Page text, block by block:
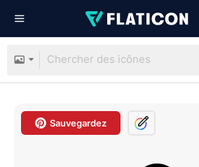
Sauvegardez